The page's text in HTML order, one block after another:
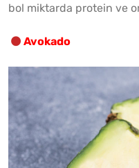
bol miktarda protein ve
Avokado